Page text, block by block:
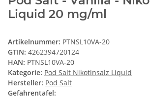
Liquid 20 mg/ml
Artikelnummer: PTNSL10VA-20
GTIN: 4262394720124
HAN: PTNSL10VA-20
Kategorie: Pod Salt Nikotinsalz Liquid
Hersteller: Pod Salt
Gefahrentafel: